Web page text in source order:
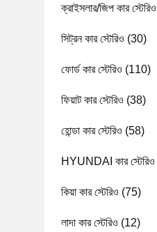
ক্রাইসলার/জিপ কার স্টেরিও
সিট্রন কার স্টেরিও (30)
ফোর্ড কার স্টেরিও (110)
ফিয়াট কার স্টেরিও (38)
হোন্ডা কার স্টেরিও (58)
HYUNDAI কার স্টেরিও
কিয়া কার স্টেরিও (75)
লাদা কার স্টেরিও (12)